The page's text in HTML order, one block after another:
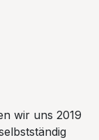
wir uns 2019